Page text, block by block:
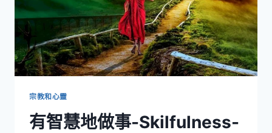
宗教和心靈
有智慧地做事-Skilfulness-